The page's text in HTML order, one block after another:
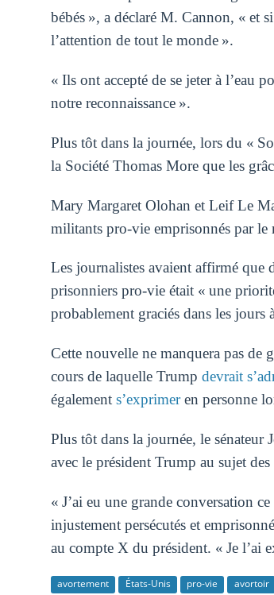
bébés », a déclaré M. Cannon, « et
l’attention de tout le monde ».
« Ils ont accepté de se jeter à l’eau
notre reconnaissance ».
Plus tôt dans la journée, lors du «
la Société Thomas More que les
Mary Margaret Olohan et Leif Le
militants pro-vie emprisonnés par le
Les journalistes avaient affirmé que
prisonniers pro-vie était « une
probablement graciés dans les jours
Cette nouvelle ne manquera pas de
cours de laquelle Trump devrait
également s’exprimeren personne
Plus tôt dans la journée, le sénateur
avec le président Trump au sujet
« J’ai eu une grande conversation
injustement persécutés et
au compte X du président. « Je l’ai
avortement États-Unis pro-vie avortoir